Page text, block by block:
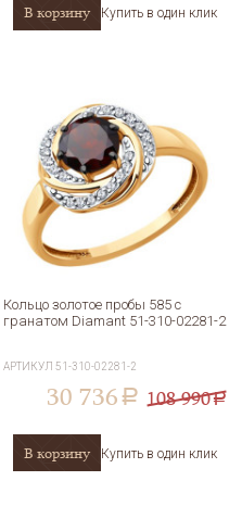
В корзину Купить в один клик
Кольцо золотое пробы 585 с
гранатом Diamant 51-310-02281-2
АРТИКУЛ51-310-02281-2
30 736 a 108 990a
В корзину Купить в один клик